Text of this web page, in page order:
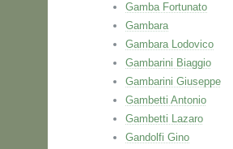
Gamba Fortunato
Gambara
Gambara Lodovico
Gambarini Biaggio
Gambarini Giuseppe
Gambetti Antonio
Gambetti Lazaro
Gandolfi Gino